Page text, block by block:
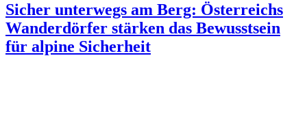
Sicher unterwegs am Berg: Österreichs
Wanderdörfer stärken das Bewusstsein
für alpine Sicherheit